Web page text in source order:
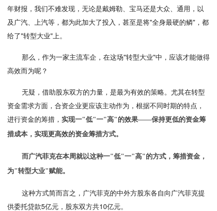
年财报，我们不难发现，无论是戴姆勒、宝马还是大众、通用，以
及广汽、上汽等，都为此加大了投入，甚至是将"全身最硬的鳞"，都
给了"转型大业"上。
那么，作为一家主流车企，在这场"转型大业"中，应该才能做得
高效而为呢？
无疑，借助股东双方的力量，是最为有效的策略。尤其在转型
资金需求方面，合资企业更应该主动作为，根据不同时期的特点，
进行资金的筹措， 实现一"低"一"高"的效果——保持更低的资金筹
措成本，实现更高效的资金筹措方式。
而广汽菲克在本周就以这种一"低"一"高"的方式，筹措资金，
为"转型大业"赋能。
这种方式简而言之，广汽菲克的中外方股东各自向广汽菲克提
供委托贷款5亿元，股东双方共10亿元。